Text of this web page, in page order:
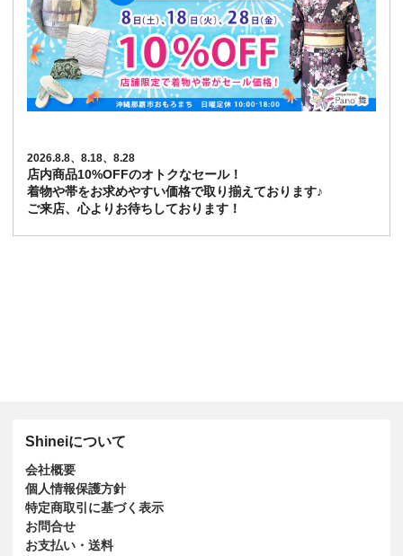
2026.8.8、8.18、8.28
店内商品10%OFFのオトクなセール！
着物や帯をお求めやすい価格で取り揃えております♪
ご来店、心よりお待ちしております！
Shineiについて
会社概要
個人情報保護方針
特定商取引に基づく表示
お問合せ
お支払い・送料